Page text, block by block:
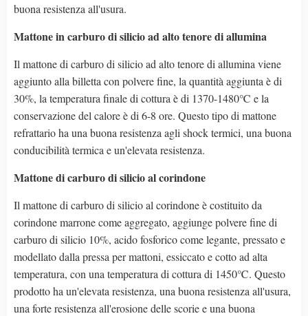
buona resistenza all'usura.
Mattone in carburo di silicio ad alto tenore di allumina
Il mattone di carburo di silicio ad alto tenore di allumina viene
aggiunto alla billetta con polvere fine, la quantità aggiunta è di
30%, la temperatura finale di cottura è di 1370-1480℃ e la
conservazione del calore è di 6-8 ore. Questo tipo di mattone
refrattario ha una buona resistenza agli shock termici, una buona
conducibilità termica e un'elevata resistenza.
Mattone di carburo di silicio al corindone
Il mattone di carburo di silicio al corindone è costituito da
corindone marrone come aggregato, aggiunge polvere fine di
carburo di silicio 10%, acido fosforico come legante, pressato e
modellato dalla pressa per mattoni, essiccato e cotto ad alta
temperatura, con una temperatura di cottura di 1450℃. Questo
prodotto ha un'elevata resistenza, una buona resistenza all'usura,
una forte resistenza all'erosione delle scorie e una buona